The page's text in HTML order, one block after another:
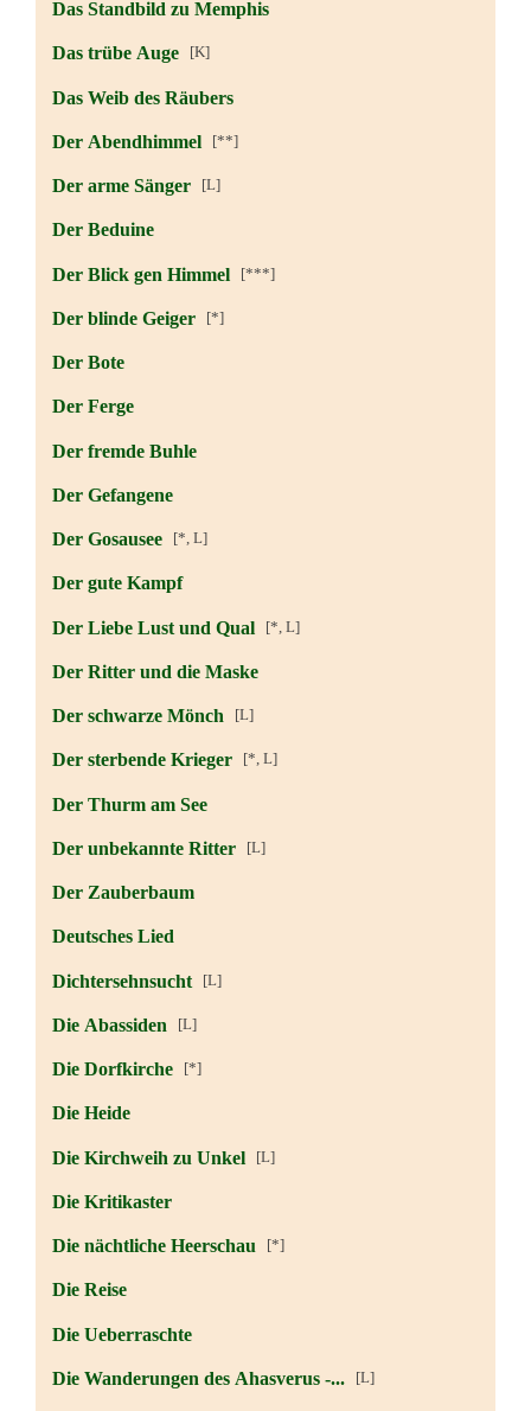
Das Standbild zu Memphis
Das trübe Auge[K]
Das Weib des Räubers
Der Abendhimmel [**]
Der arme Sänger[L]
Der Beduine
Der Blick gen Himmel[***]
Der blinde Geiger[*]
Der Bote
Der Ferge
Der fremde Buhle
Der Gefangene
Der Gosausee[*, L]
Der gute Kampf
Der Liebe Lust und Qual[*, L]
Der Ritter und die Maske
Der schwarze Mönch [L]
Der sterbende Krieger[*, L]
Der Thurm am See
Der unbekannte Ritter[L]
Der Zauberbaum
Deutsches Lied
Dichtersehnsucht[L]
Die Abassiden [L]
Die Dorfkirche[*]
Die Heide
Die Kirchweih zu Unkel[L]
Die Kritikaster
Die nächtliche Heerschau [*]
Die Reise
Die Ueberraschte
Die Wanderungen des Ahasverus -... [L]